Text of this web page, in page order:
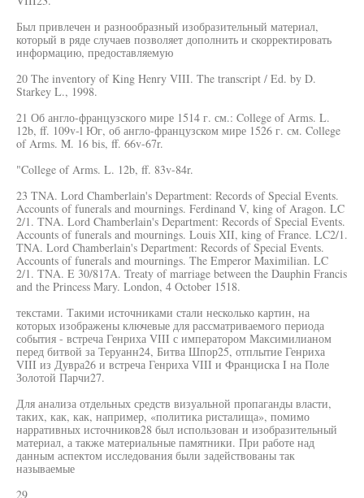
Был привлечен и разнообразный изобразительный материал,
который в ряде случаев позволяет дополнить и скорректировать
информацию, предоставляемую
20 The inventory of King Henry VIII. The transcript / Ed. by D.
Starkey L., 1998.
21 Об англо-французского мире 1514 г. см.: College of Arms. L.
12b, ff. 109v-l Юг, об англо-французском мире 1526 г. см. College
of Arms. M. 16 bis, ff. 66v-67r.
"College of Arms. L. 12b, ff. 83v-84r.
23 TNA. Lord Chamberlain's Department: Records of Special Events.
Accounts of funerals and mournings. Ferdinand V, king of Aragon. LC
2/1. TNA. Lord Chamberlain's Department: Records of Special Events.
Accounts of funerals and mournings. Louis XII, king of France. LC2/1.
TNA. Lord Chamberlain's Department: Records of Special Events.
Accounts of funerals and mournings. The Emperor Maximilian. LC
2/1. TNA. E 30/817A. Treaty of marriage between the Dauphin Francis
and the Princess Mary. London, 4 October 1518.
текстами. Такими источниками стали несколько картин, на
которых изображены ключевые для рассматриваемого периода
события - встреча Генриха VIII с императором Максимилианом
перед битвой за Теруанн24, Битва Шпор25, отплытие Генриха
VIII из Дувра26 и встреча Генриха VIII и Франциска I на Поле
Золотой Парчи27.
Для анализа отдельных средств визуальной пропаганды власти,
таких, как, как, например, «политика ристалища», помимо
нарративных источников28 был использован и изобразительный
материал, а также материальные памятники. При работе над
данным аспектом исследования были задействованы так
называемые
29